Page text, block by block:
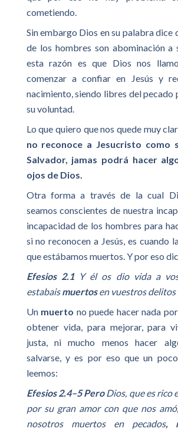
cometiendo.
Sin embargo Dios en su palabra dice
de los hombres son abominación a
esta razón es que Dios nos
comenzar a confiar en Jesús y
nacimiento, siendo libres del pecado
su voluntad.
Lo que quiero que nos quede muy
no reconoce a Jesucristo como
Salvador, jamas podrá hacer
ojos de Dios.
Otra forma a través de la cual
seamos conscientes de nuestra
incapacidad de los hombres para
si no reconocen a Jesús, es cuando
que estábamos muertos. Y por eso
Efesios 2.1Y él os dio vida a
estabaismuertosen vuestros delitos
Un muerto no puede hacer nada
obtener vida, para mejorar, para
justa, ni mucho menos hacer
salvarse, y es por eso que un
leemos:
Efesios 2.4–5 PeroDios, que es rico
por su gran amor con que nos amó,
nosotros muertos en pecados,